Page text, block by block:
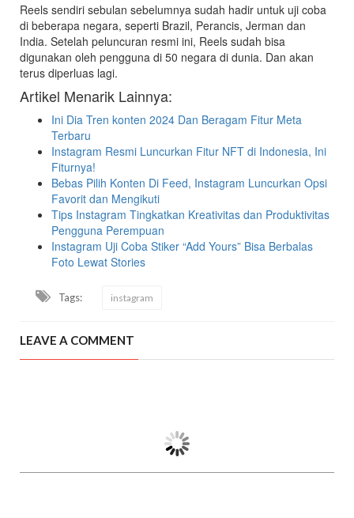
Reels sendiri sebulan sebelumnya sudah hadir untuk uji coba
di beberapa negara, seperti Brazil, Perancis, Jerman dan
India. Setelah peluncuran resmi ini, Reels sudah bisa
digunakan oleh pengguna di 50 negara di dunia. Dan akan
terus diperluas lagi.
Artikel Menarik Lainnya:
Ini Dia Tren konten 2024 Dan Beragam Fitur Meta
Terbaru
Instagram Resmi Luncurkan Fitur NFT di Indonesia, Ini
Fiturnya!
Bebas Pilih Konten Di Feed, Instagram Luncurkan Opsi
Favorit dan Mengikuti
Tips Instagram Tingkatkan Kreativitas dan Produktivitas
Pengguna Perempuan
Instagram Uji Coba Stiker “Add Yours” Bisa Berbalas
Foto Lewat Stories
Tags: instagram
LEAVE A COMMENT